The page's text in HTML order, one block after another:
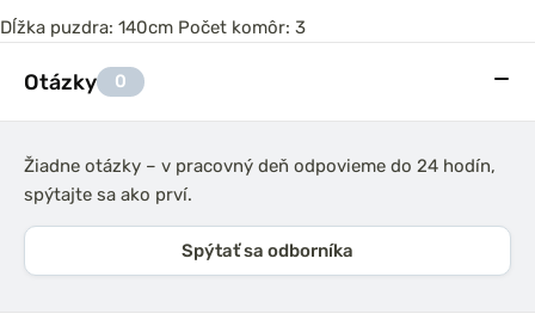
Dĺžka puzdra: 140cm Počet komôr: 3
Otázky 0
Žiadne otázky – v pracovný deň odpovieme do 24 hodín,
spýtajte sa ako prví.
Spýtať sa odborníka